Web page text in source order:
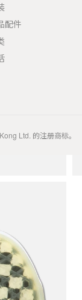
配件
Ltd. 的注册商标。